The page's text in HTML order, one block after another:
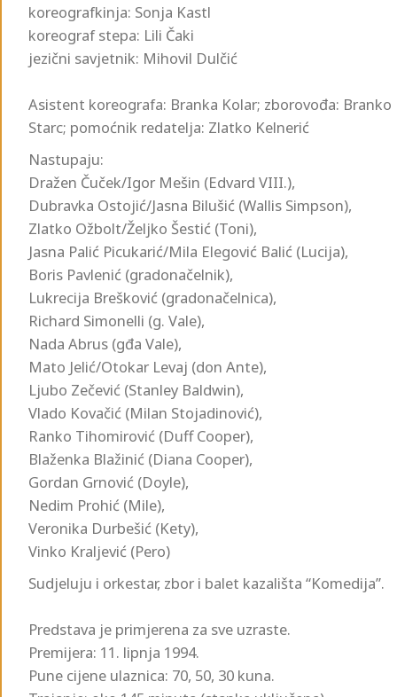
koreografkinja: Sonja Kastl
koreograf stepa: Lili Čaki
jezični savjetnik: Mihovil Dulčić
Asistent koreografa: Branka Kolar; zborovođa: Branko
Starc; pomoćnik redatelja: Zlatko Kelnerić
Nastupaju:
Dražen Čuček/Igor Mešin (Edvard VIII.),
Dubravka Ostojić/Jasna Bilušić (Wallis Simpson),
Zlatko Ožbolt/Željko Šestić (Toni),
Jasna Palić Picukarić/Mila Elegović Balić (Lucija),
Boris Pavlenić (gradonačelnik),
Lukrecija Brešković (gradonačelnica),
Richard Simonelli (g. Vale),
Nada Abrus (gđa Vale),
Mato Jelić/Otokar Levaj (don Ante),
Ljubo Zečević (Stanley Baldwin),
Vlado Kovačić (Milan Stojadinović),
Ranko Tihomirović (Duff Cooper),
Blaženka Blažinić (Diana Cooper),
Gordan Grnović (Doyle),
Nedim Prohić (Mile),
Veronika Durbešić (Kety),
Vinko Kraljević (Pero)
Sudjeluju i orkestar, zbor i balet kazališta “Komedija”.
Predstava je primjerena za sve uzraste.
Premijera: 11. lipnja 1994.
Pune cijene ulaznica: 70, 50, 30 kuna.